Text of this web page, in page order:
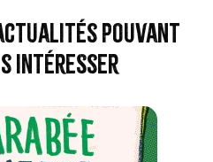
pouvant
intéresser